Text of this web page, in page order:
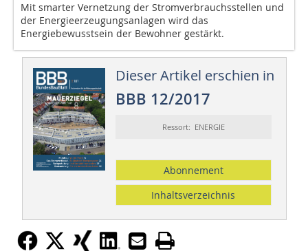
Mit smarter Vernetzung der Stromverbrauchsstellen und
der Energie­erzeugungsanlagen wird das
Energiebewusstsein der Bewohner gestärkt.
Dieser Artikel erschien in
BBB 12/2017
Ressort: ENERGIE
Abonnement
Inhaltsverzeichnis